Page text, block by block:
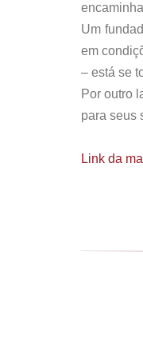
Um
em
– está se
Por outro
para seus
Link da